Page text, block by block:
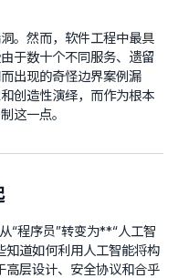
。然而，软件工程中最具
于数十个不同服务、遗留
出现的奇怪边界案例漏
创造性演绎，而作为根本
这一点。
“程序员”转变为**“人工智
道如何利用人工智能将构
高层设计、安全协议和合乎